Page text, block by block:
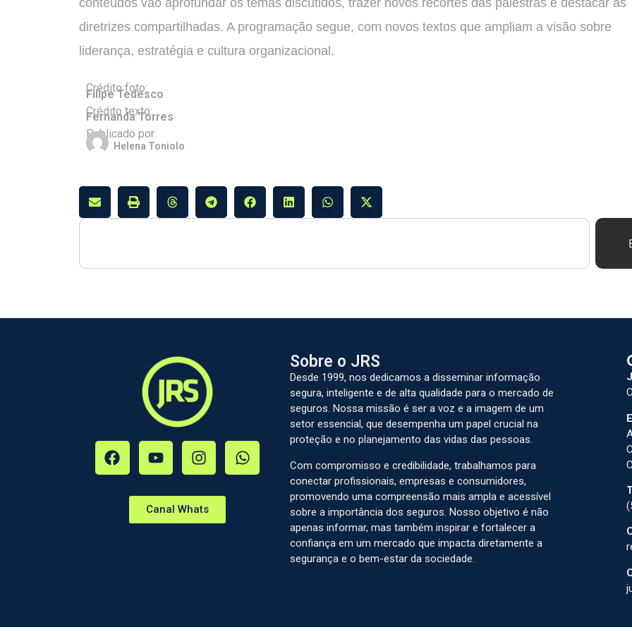
diretrizes compartilhadas. A programação segue, com novos textos que ampliam a visão sobre
liderança, estratégia e cultura organizacional.
Crédito foto:
Filipe Tedesco
Crédito texto:
Fernanda Torres
Publicado por:
Helena Toniolo
Canal Whats
Sobre o JRS
Desde 1999, nos dedicamos a disseminar informação
segura, inteligente e de alta qualidade para o mercado de
seguros. Nossa missão é ser a voz e a imagem de um
setor essencial, que desempenha um papel crucial na
proteção e no planejamento das vidas das pessoas.
Com compromisso e credibilidade, trabalhamos para
conectar profissionais, empresas e consumidores,
promovendo uma compreensão mais ampla e acessível
sobre a importância dos seguros. Nosso objetivo é não
apenas informar, mas também inspirar e fortalecer a
confiança em um mercado que impacta diretamente a
segurança e o bem-estar da sociedade.